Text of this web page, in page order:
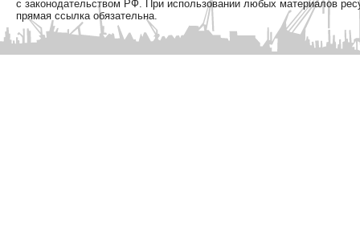
с законодательством РФ. При использовании любых материалов
прямая ссылка обязательна.